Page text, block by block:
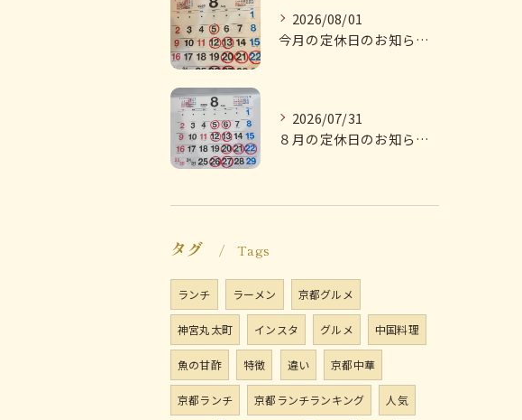
2026/08/01
今月の定休日のお知らせです
2026/07/31
８月の定休日のお知らせです
タグ Tags
ランチ ラーメン 京都グルメ
神宮丸太町 インスタ グルメ 中国料理
魚の甘酢 特徴 違い 京都中華
京都ランチ 京都ランチランキング 人気